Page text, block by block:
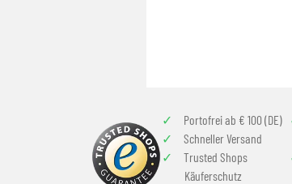
Portofrei ab € 100 (DE)
Schneller Versand
Trusted Shops
Käuferschutz